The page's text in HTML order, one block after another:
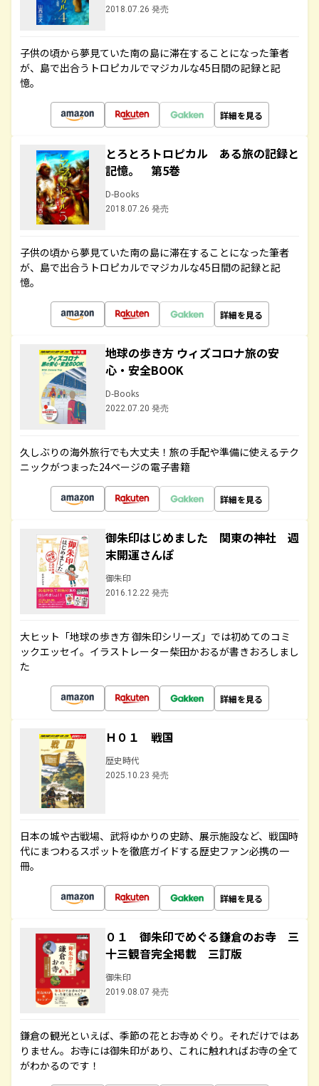
2018.07.26 発売
子供の頃から夢見ていた南の島に滞在することになった筆者
が、島で出合うトロピカルでマジカルな45日間の記録と記
憶。
詳細を見る
とろとろトロピカル ある旅の記録と
記憶。 第5巻
D-Books
2018.07.26 発売
子供の頃から夢見ていた南の島に滞在することになった筆者
が、島で出合うトロピカルでマジカルな45日間の記録と記
憶。
詳細を見る
地球の歩き方 ウィズコロナ旅の安
心・安全BOOK
D-Books
2022.07.20 発売
久しぶりの海外旅行でも大丈夫！旅の手配や準備に使えるテク
ニックがつまった24ページの電子書籍
詳細を見る
御朱印はじめました 関東の神社 週
末開運さんぽ
御朱印
2016.12.22 発売
大ヒット「地球の歩き方 御朱印シリーズ」では初めてのコミ
ックエッセイ。イラストレーター柴田かおるが書きおろしまし
た
詳細を見る
Ｈ０１ 戦国
歴史時代
2025.10.23 発売
日本の城や古戦場、武将ゆかりの史跡、展示施設など、戦国時
代にまつわるスポットを徹底ガイドする歴史ファン必携の一
冊。
詳細を見る
０１ 御朱印でめぐる鎌倉のお寺 三
十三観音完全掲載 三訂版
御朱印
2019.08.07 発売
鎌倉の観光といえば、季節の花とお寺めぐり。それだけではあ
りません。お寺には御朱印があり、これに触れればお寺の全て
がわかるのです！